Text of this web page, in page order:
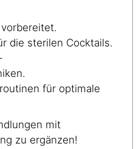
die sterilen Cocktails.
für optimale
mit
zu ergänzen!